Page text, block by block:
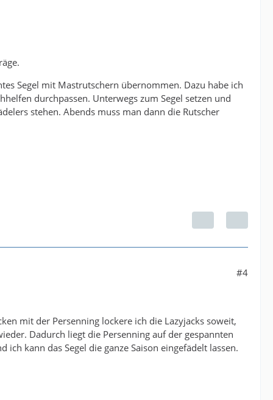
Segel mit Mastrutschern übernommen. Dazu habe ich
durchpassen. Unterwegs zum Segel setzen und
stehen. Abends muss man dann die Rutscher
#4
mit der Persenning lockere ich die Lazyjacks soweit,
Dadurch liegt die Persenning auf der gespannten
kann das Segel die ganze Saison eingefädelt lassen.